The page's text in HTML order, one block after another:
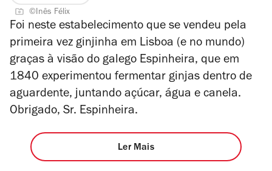
©Inês Félix
Foi neste estabelecimento que se vendeu pela
primeira vez ginjinha em Lisboa (e no mundo)
graças à visão do galego Espinheira, que em
1840 experimentou fermentar ginjas dentro de
aguardente, juntando açúcar, água e canela.
Obrigado, Sr. Espinheira.
Ler Mais